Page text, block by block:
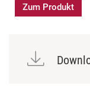
Zum Produkt